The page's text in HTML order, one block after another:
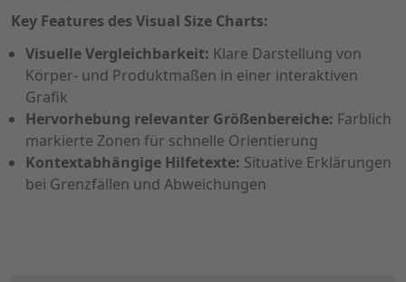
Key Features des Visual Size Charts:
Visuelle Vergleichbarkeit: Klare Darstellung von
Körper- und Produktmaßen in einer interaktiven
Grafik
Hervorhebung relevanter Größenbereiche: Farblich
markierte Zonen für schnelle Orientierung
Kontextabhängige Hilfetexte: Situative Erklärungen
bei Grenzfällen und Abweichungen